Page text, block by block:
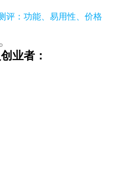
评：功能、易用性、价格
业者：